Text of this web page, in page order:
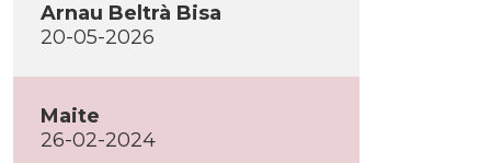
Arnau Beltrà Bisa
20-05-2026
Maite
26-02-2024